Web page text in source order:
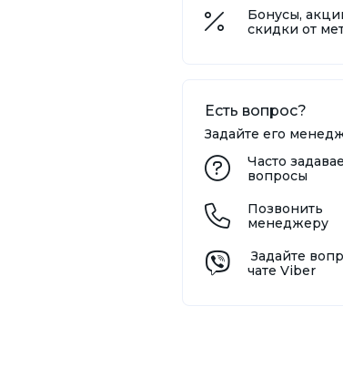
Бонусы,
скидки от
Есть вопрос?
Задайте его
Часто
вопросы
Позвонить
менеджеру
Задайте
чате Viber